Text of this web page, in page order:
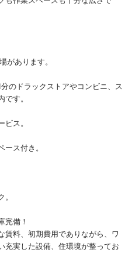
があります。
のドラックストアやコンビニ、ス
す。
ス。
ス付き。
完備！
賃料、初期費用でありながら、ワ
充実した設備、住環境が整ってお